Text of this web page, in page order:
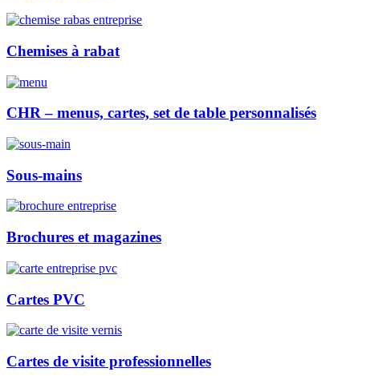
Chemises à rabat
CHR – menus, cartes, set de table personnalisés
Sous-mains
Brochures et magazines
Cartes PVC
Cartes de visite professionnelles